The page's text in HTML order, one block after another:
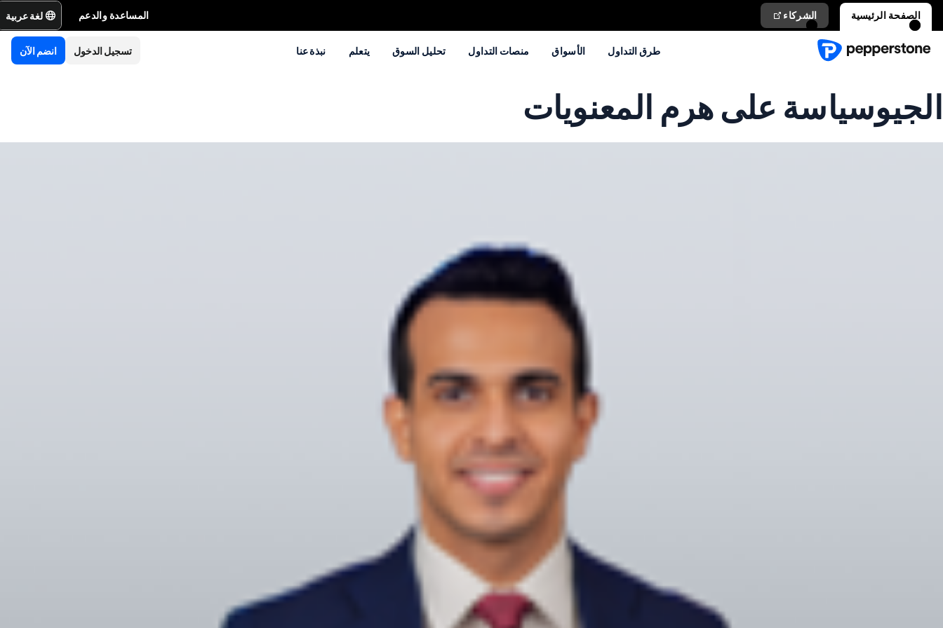
الصفحة الرئيسية الشركاء المساعدة والدعم لغة عربية
طرق التداول الأسواق منصات التداول تحليل السوق يتعلم نبذة عنا انضم الآن تسجيل الدخول
الجيوسياسة على هرم المعنويات